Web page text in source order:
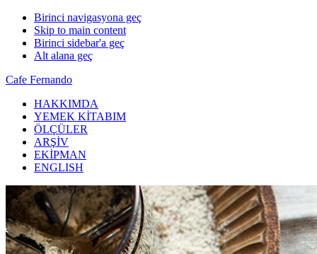
Birinci navigasyona geç
Skip to main content
Birinci sidebar'a geç
Alt alana geç
Cafe Fernando
HAKKIMDA
YEMEK KİTABIM
ÖLÇÜLER
ARŞİV
EKİPMAN
ENGLISH